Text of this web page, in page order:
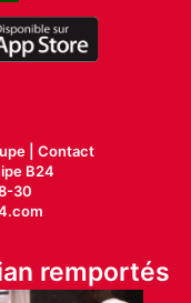
| Contact
B24
30
remportés